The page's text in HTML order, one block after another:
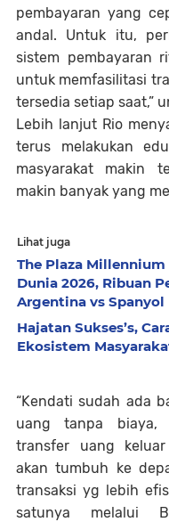
pembayaran yang
andal. Untuk itu,
sistem pembayaran
untuk memfasilitasi
tersedia setiap saat,”
Lebih lanjut Rio
terus melakukan
masyarakat makin
makin banyak yang
Lihat juga
The Plaza
Dunia 2026, Ribuan
Argentina vs Spanyol
Hajatan Sukses’s,
Ekosistem
“Kendati sudah ada
uang tanpa biaya,
transfer uang
akan tumbuh ke
transaksi yg lebih
satunya melalui